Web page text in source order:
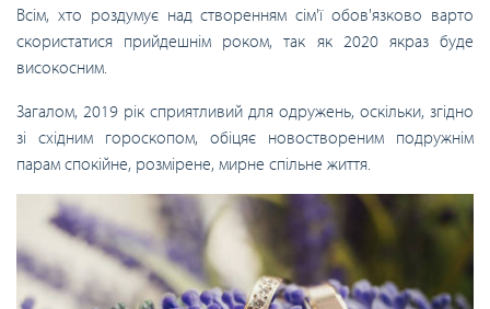
Всім, хто роздумує над створенням сім'ї обов'язково варто
скористатися прийдешнім роком, так як 2020 якраз буде
високосним.
Загалом, 2019 рік сприятливий для одружень, оскільки, згідно
зі східним гороскопом, обіцяє новоствореним подружнім
парам спокійне, розмірене, мирне спільне життя.